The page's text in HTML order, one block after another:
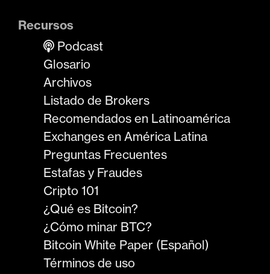
Recursos
Podcast
Glosario
Archivos
Listado de Brokers
Recomendados en Latinoamérica
Exchanges en América Latina
Preguntas Frecuentes
Estafas y Fraudes
Cripto 101
¿Qué es Bitcoin?
¿Cómo minar BTC?
Bitcoin White Paper (Español)
Términos de uso